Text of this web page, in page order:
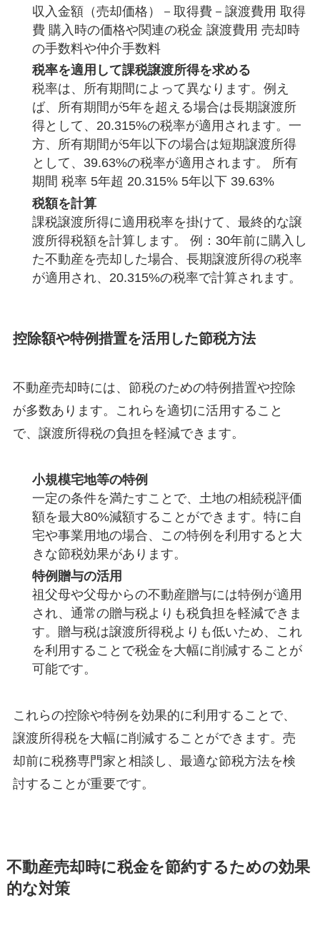
収入金額（売却価格）－取得費－譲渡費用 取得
費 購入時の価格や関連の税金 譲渡費用 売却時
の手数料や仲介手数料
税率を適用して課税譲渡所得を求める
税率は、所有期間によって異なります。例え
ば、所有期間が5年を超える場合は長期譲渡所
得として、20.315%の税率が適用されます。一
方、所有期間が5年以下の場合は短期譲渡所得
として、39.63%の税率が適用されます。 所有
期間 税率 5年超 20.315% 5年以下 39.63%
税額を計算
課税譲渡所得に適用税率を掛けて、最終的な譲
渡所得税額を計算します。 例：30年前に購入し
た不動産を売却した場合、長期譲渡所得の税率
が適用され、20.315%の税率で計算されます。
控除額や特例措置を活用した節税方法
不動産売却時には、節税のための特例措置や控除
が多数あります。これらを適切に活用すること
で、譲渡所得税の負担を軽減できます。
小規模宅地等の特例
一定の条件を満たすことで、土地の相続税評価
額を最大80%減額することができます。特に自
宅や事業用地の場合、この特例を利用すると大
きな節税効果があります。
特例贈与の活用
祖父母や父母からの不動産贈与には特例が適用
され、通常の贈与税よりも税負担を軽減できま
す。贈与税は譲渡所得税よりも低いため、これ
を利用することで税金を大幅に削減することが
可能です。
これらの控除や特例を効果的に利用することで、
譲渡所得税を大幅に削減することができます。売
却前に税務専門家と相談し、最適な節税方法を検
討することが重要です。
不動産売却時に税金を節約するための効果
的な対策